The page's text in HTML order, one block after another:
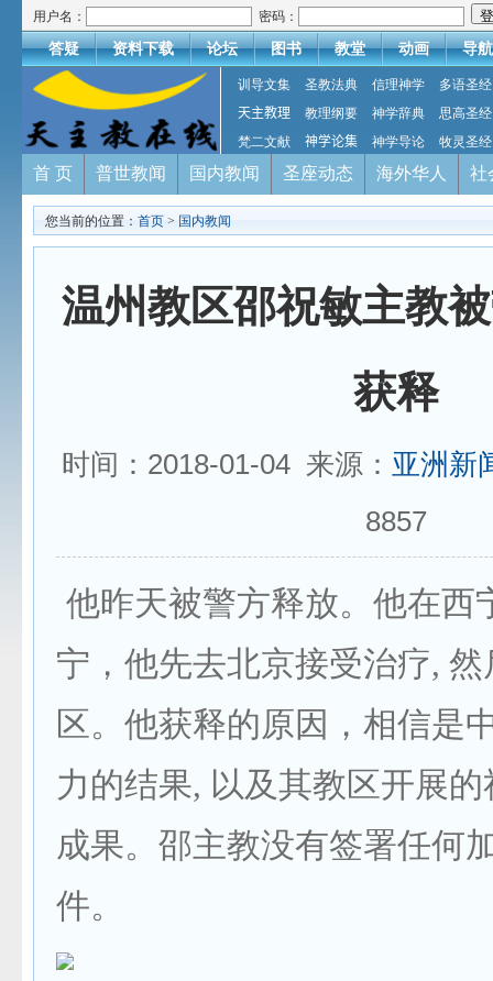
用户名： 密码：
答疑 资料下载 论坛 图书 教堂 动画 导航
训导文集 圣教法典 信理神学
多语圣经
天主教理
教理纲要 神学辞典
思高圣经
梵二文献
神学论集 神学导论 牧灵圣经
首 页 普世教闻 国内教闻 圣座动态 海外华人 社
您当前的位置： 首页 > 国内教闻
温州教区邵祝敏主教
获释
时间：2018-01-04 来源： 亚洲新
8857
他昨天被警方释放。他在西
宁，他先去北京接受治疗,
区。他获释的原因，相信是
力的结果, 以及其教区开展
成果。邵主教没有签署任何
件。